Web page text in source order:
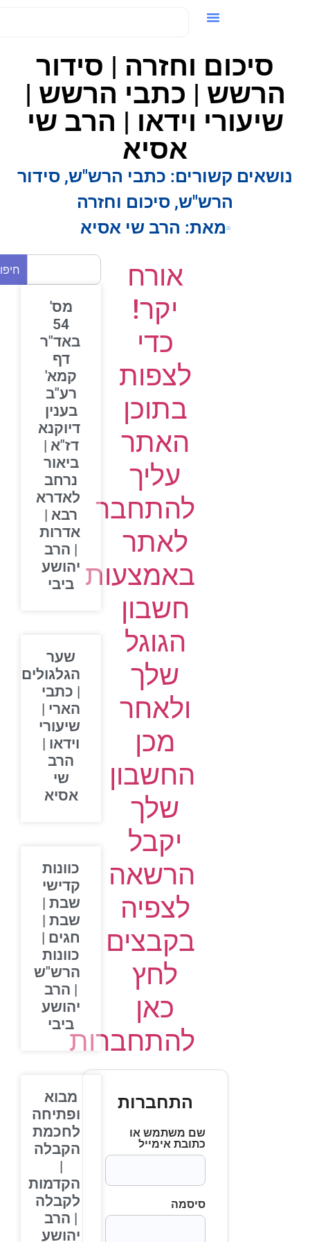
סיכום וחזרה | סידור
הרשש | כתבי הרשש |
שיעורי וידאו | הרב שי
אסיא
נושאים קשורים: כתבי הרש"ש,סידור
הרש"ש,סיכום וחזרה
מאת:הרב שי אסיא
אורח
יקר!
כדי
לצפות
בתוכן
האתר
עליך
להתחבר
לאתר
באמצעות
חשבון
הגוגל
שלך
ולאחר
מכן
החשבון
שלך
יקבל
הרשאה
לצפיה
בקבצים
לחץ
כאן
להתחברות
התחברות
שם משתמש או
כתובת אימייל
סיסמה
חיפוש
מס'
54
באד"ר
דף
קמא'
רע"ב
בענין
דיוקנא
דז"א |
ביאור
נרחב
לאדרא
רבא |
אדרות
| הרב
יהושע
ביבי
שער
הגלגולים
| כתבי
הארי |
שיעורי
וידאו |
הרב
שי
אסיא
כוונות
קדישי
שבת |
שבת |
חגים |
כוונות
הרש"ש
| הרב
יהושע
ביבי
מבוא
ופתיחה
לחכמת
הקבלה
הקדמות
לקבלה
| הרב
יהושע